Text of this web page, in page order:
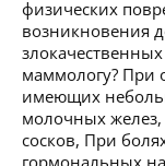
физических
возникновения
маммологу? При
имеющих
молочных
сосков, При
гормональных